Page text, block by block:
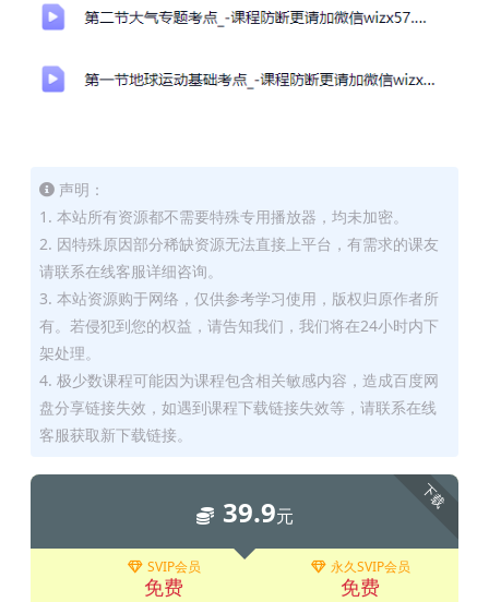
声明：
1. 本站所有资源都不需要特殊专用播放器，均未加密。
2. 因特殊原因部分稀缺资源无法直接上平台，有需求的课友
请联系在线客服详细咨询。
3. 本站资源购于网络，仅供参考学习使用，版权归原作者所
有。若侵犯到您的权益，请告知我们，我们将在24小时内下
架处理。
4. 极少数课程可能因为课程包含相关敏感内容，造成百度网
盘分享链接失效，如遇到课程下载链接失效等，请联系在线
客服获取新下载链接。
下载
39.9元
SVIP会员
免费
永久SVIP会员
免费